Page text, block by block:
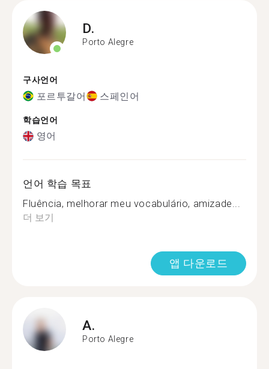
D.
Porto Alegre
구사언어
포르투갈어 스페인어
학습언어
영어
언어 학습 목표
Fluência, melhorar meu vocabulário, amizade...
더 보기
앱 다운로드
A.
Porto Alegre